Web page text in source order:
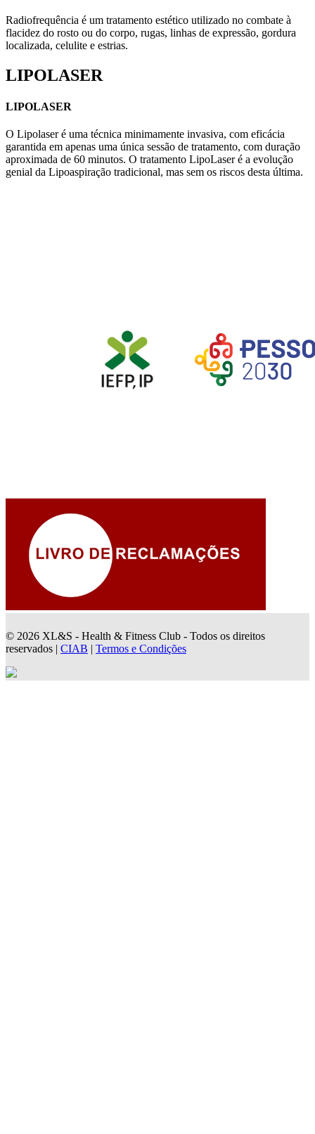
Radiofrequência é um tratamento estético utilizado no combate à
flacidez do rosto ou do corpo, rugas, linhas de expressão, gordura
localizada, celulite e estrias.
LIPOLASER
LIPOLASER
O Lipolaser é uma técnica minimamente invasiva, com eficácia
garantida em apenas uma única sessão de tratamento, com duração
aproximada de 60 minutos. O tratamento LipoLaser é a evolução
genial da Lipoaspiração tradicional, mas sem os riscos desta última.
© 2026 XL&S - Health & Fitness Club - Todos os direitos
reservados | CIAB | Termos e Condições